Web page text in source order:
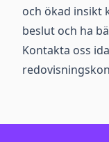
och ökad insikt
beslut och ha
Kontakta oss